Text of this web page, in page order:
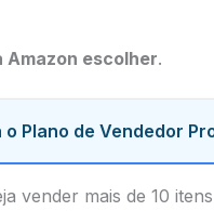
Amazon escolher.
o Plano de Vendedor
vender mais de 10